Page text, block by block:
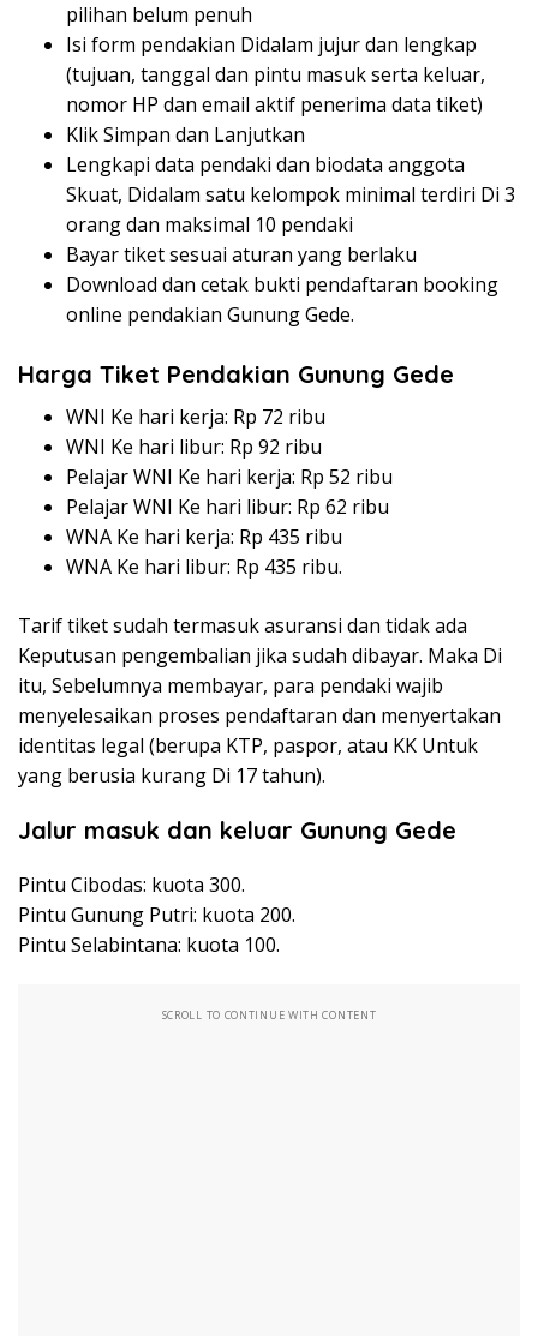
pilihan belum penuh
Isi form pendakian Didalam jujur dan lengkap
(tujuan, tanggal dan pintu masuk serta keluar,
nomor HP dan email aktif penerima data tiket)
Klik Simpan dan Lanjutkan
Lengkapi data pendaki dan biodata anggota
Skuat, Didalam satu kelompok minimal terdiri Di 3
orang dan maksimal 10 pendaki
Bayar tiket sesuai aturan yang berlaku
Download dan cetak bukti pendaftaran booking
online pendakian Gunung Gede.
Harga Tiket Pendakian Gunung Gede
WNI Ke hari kerja: Rp 72 ribu
WNI Ke hari libur: Rp 92 ribu
Pelajar WNI Ke hari kerja: Rp 52 ribu
Pelajar WNI Ke hari libur: Rp 62 ribu
WNA Ke hari kerja: Rp 435 ribu
WNA Ke hari libur: Rp 435 ribu.
Tarif tiket sudah termasuk asuransi dan tidak ada
Keputusan pengembalian jika sudah dibayar. Maka Di
itu, Sebelumnya membayar, para pendaki wajib
menyelesaikan proses pendaftaran dan menyertakan
identitas legal (berupa KTP, paspor, atau KK Untuk
yang berusia kurang Di 17 tahun).
Jalur masuk dan keluar Gunung Gede
Pintu Cibodas: kuota 300.
Pintu Gunung Putri: kuota 200.
Pintu Selabintana: kuota 100.
SCROLL TO CONTINUE WITH CONTENT